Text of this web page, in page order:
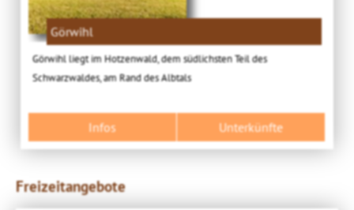
Görwihl
Görwihl liegt im Hotzenwald, dem südlichsten Teil des
Schwarzwaldes, am Rand des Albtals
Infos Unterkünfte
Freizeitangebote